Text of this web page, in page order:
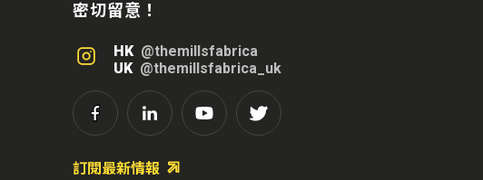
密切留意！
HK @themillsfabrica
UK @themillsfabrica_uk
訂閱最新情報